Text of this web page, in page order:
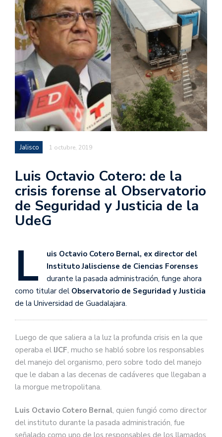
Jalisco 1 octubre, 2019
Luis Octavio Cotero: de la
crisis forense al Observatorio
de Seguridad y Justicia de la
UdeG
L
uis Octavio Cotero Bernal, ex director del
Instituto Jalisciense de Ciencias Forenses
durante la pasada administración, funge ahora
como titular del Observatorio de Seguridad y Justicia
de la Universidad de Guadalajara.
Luego de que saliera a la luz la profunda crisis en la que
operaba el IJCF, mucho se habló sobre los responsables
del manejo del organismo, pero sobre todo del manejo
que le daban a las decenas de cadáveres que llegaban a
la morgue metropolitana.
Luis Octavio Cotero Bernal, quien fungió como director
del instituto durante la pasada administración, fue
señalado como uno de los responsables de los llamados